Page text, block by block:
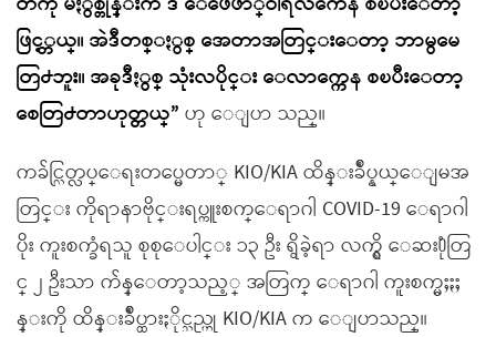
ဖြင့္တယ္။ အဲဒီတစ္ႏွစ္ အေတာအတြင္းေတာ့ ဘာမွမေ
တြ႕ဘူး။ အခုဒီႏွစ္ သုံးလပိုင္း ေလာက္ကေန စၿပီးေတာ့
စေတြ႕တာဟုတ္တယ္” ဟု ေျပာ သည္။
ကခ်င္လြတ္လပ္ေရးတပ္မေတာ္ KIO/KIA ထိန္းခ်ဳပ္နယ္ေျမအ
တြင္း ကိုရာနာဗိုင္းရပ္ကူးစက္ေရာဂါ COVID-19 ေရာဂါ
ပိုး ကူးစက္ခံရသူ စုစုေပါင္း ၁၃ ဦး ရွိခဲ့ရာ လက္ရွိ ေဆး႐ုံတြ
င္ ၂ ဦးသာ က်န္ေတာ့သည့္ အတြက္ ေရာဂါ ကူးစက္မႈႏႈ
န္းကို ထိန္းခ်ဳပ္ထားႏိုင္သည္ဟု KIO/KIA က ေျပာသည္။